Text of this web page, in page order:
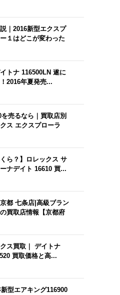
｜2016新型エクスプ
１はどこが変わった
トナ 116500LN 遂に
2016年夏発売...
を売るなら｜買取店別
ス エクスプローラ
くら？】ロレックス サ
ナデイト 16610 買...
都 七条店|高級ブラン
の買取店情報【京都府
ス買取｜ デイトナ
買取価格と高...
型エアキング116900